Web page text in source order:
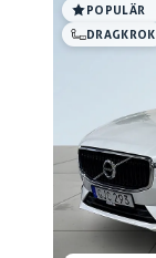
POPULÄR
DRAGKROK